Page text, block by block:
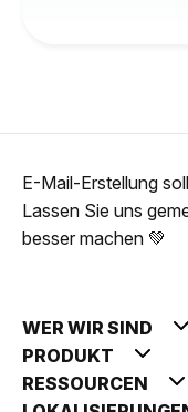
E-Mail-Erstellung
Lassen Sie uns
besser machen 💚
WER WIR SIND
PRODUKT
RESSOURCEN